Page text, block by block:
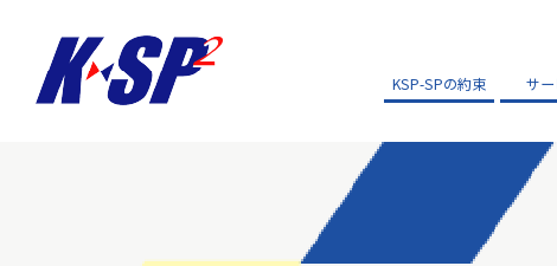
KSP-SPの約束 サー